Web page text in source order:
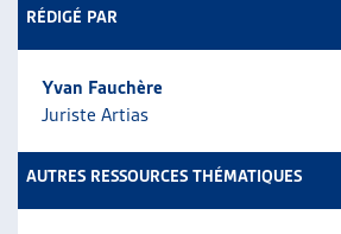
RESSOURCES
THÉMATIQUES
GUIDE SOCIAL ROMAND
RÉDIGÉ PAR
Yvan Fauchère
Juriste Artias
AUTRES RESSOURCES THÉMATIQUES